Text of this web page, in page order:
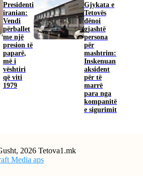
Presidenti
iranian:
Vendi
përballet
me një
presion të
paparë,
më i
vështiri
që viti
1979
Gjykata e
Tetovës
dënoi
gjashtë
persona
për
mashtrim:
Inskenuan
aksident
për të
marrë
para nga
kompanitë
e sigurimit
2026 Tetova1.mk
Media aps